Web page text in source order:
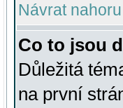
Návrat nahoru
Co to jsou
Důležitá
na první